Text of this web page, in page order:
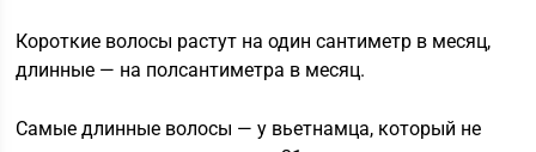
Короткие волосы растут на один сантиметр в месяц,
длинные — на полсантиметра в месяц.
Самые длинные волосы — у вьетнамца, который не